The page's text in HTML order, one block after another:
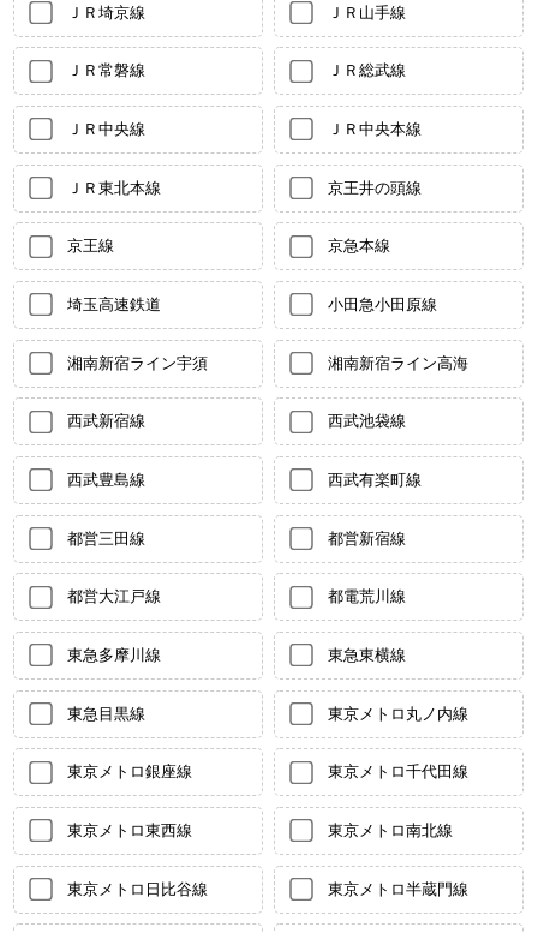
ＪＲ埼京線 ＪＲ山手線
ＪＲ常磐線 ＪＲ総武線
ＪＲ中央線 ＪＲ中央本線
ＪＲ東北本線 京王井の頭線
京王線 京急本線
埼玉高速鉄道 小田急小田原線
湘南新宿ライン宇須 湘南新宿ライン高海
西武新宿線 西武池袋線
西武豊島線 西武有楽町線
都営三田線 都営新宿線
都営大江戸線 都電荒川線
東急多摩川線 東急東横線
東急目黒線 東京メトロ丸ノ内線
東京メトロ銀座線 東京メトロ千代田線
東京メトロ東西線 東京メトロ南北線
東京メトロ日比谷線 東京メトロ半蔵門線